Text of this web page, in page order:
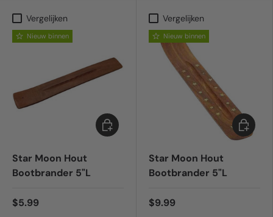
Vergelijken
Nieuw binnen
Star Moon Hout
Bootbrander 5"L
$5.99
Toevoegen aan winkelwagen
Vergelijken
Nieuw binnen
Star Moon Hout
Bootbrander 5"L
$9.99